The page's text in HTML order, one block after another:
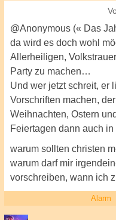
@Anonymous (« Das
da wird es doch wohl
Allerheiligen,
Party zu machen…
Und wer jetzt schreit, er
Vorschriften machen,
Weihnachten, Ostern
Feiertagen dann auch
warum sollten christen
warum darf mir
vorschreiben, wann ich
Alarm